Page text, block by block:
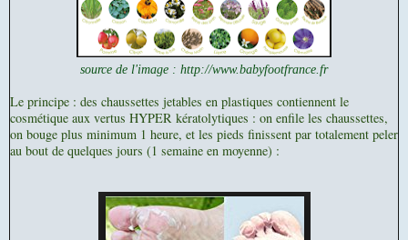
source de l'image : http://www.babyfootfrance.fr
Le principe : des chaussettes jetables en plastiques contiennent le
cosmétique aux vertus HYPER kératolytiques : on enfile les chaussettes,
on bouge plus minimum 1 heure, et les pieds finissent par totalement peler
au bout de quelques jours (1 semaine en moyenne) :